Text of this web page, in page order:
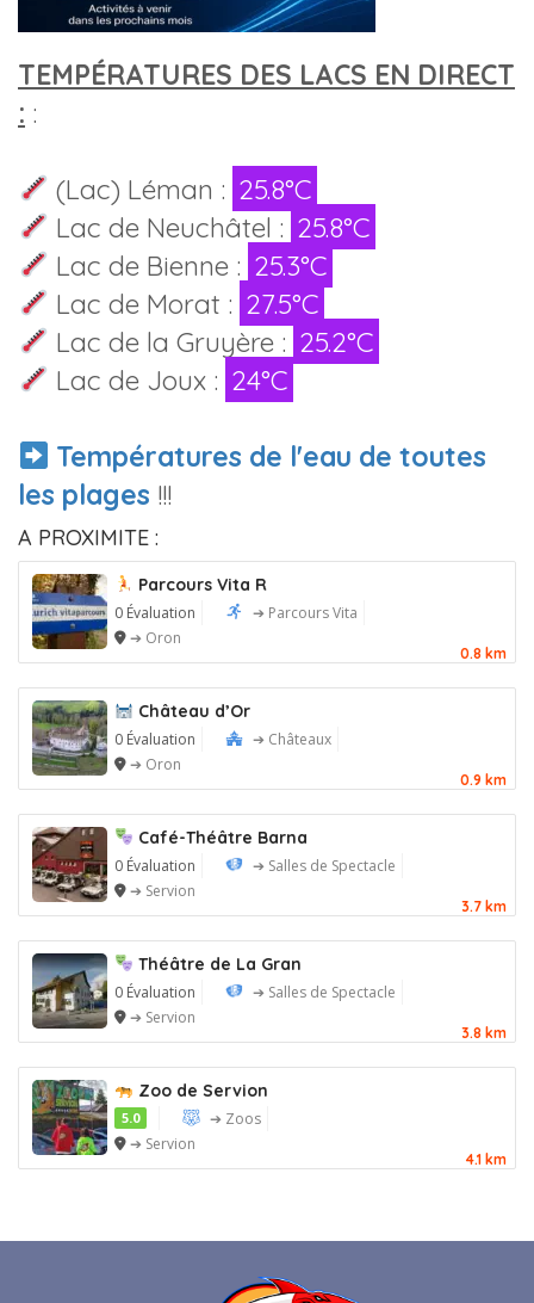
TEMPÉRATURES DES LACS EN DIRECT
: :
(Lac) Léman : 25.8°C
Lac de Neuchâtel : 25.8°C
Lac de Bienne : 25.3°C
Lac de Morat : 27.5°C
Lac de la Gruyère : 25.2°C
Lac de Joux : 24°C
Températures de l'eau de toutes
les plages !!!
A PROXIMITE :
Parcours Vita R
0 Évaluation
➔ Parcours Vita
➔ Oron
0.8 km
Château d’Or
0 Évaluation
➔ Châteaux
➔ Oron
0.9 km
Café-Théâtre Barna
0 Évaluation
➔ Salles de Spectacle
➔ Servion
3.7 km
Théâtre de La Gran
0 Évaluation
➔ Salles de Spectacle
➔ Servion
3.8 km
Zoo de Servion
5.0
➔ Zoos
➔ Servion
4.1 km